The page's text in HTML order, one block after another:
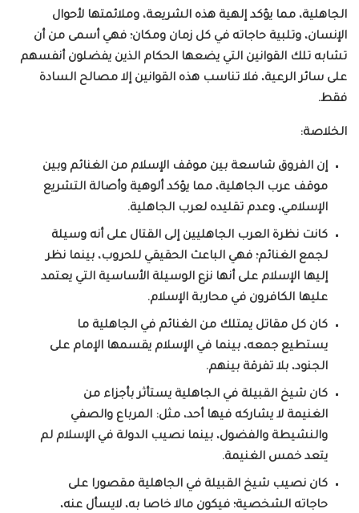
الجاهلية، مما يؤكد إلهية هذه الشريعة، وملائمتها لأحوال
الإنسان، وتلبية حاجاته في كل زمان ومكان؛ فهي أسمى من أن
تشابه تلك القوانين التي يضعها الحكام الذين يفضلون أنفسهم
على سائر الرعية، فلا تناسب هذه القوانين إلا مصالح السادة
فقط.
الخلاصة:
إن الفروق شاسعة بين موقف الإسلام من الغنائم وبين
موقف عرب الجاهلية، مما يؤكد ألوهية وأصالة التشريع
الإسلامي، وعدم تقليده لعرب الجاهلية.
كانت نظرة العرب الجاهليين إلى القتال على أنه وسيلة
لجمع الغنائم؛ فهي الباعث الحقيقي للحروب، بينما نظر
إليها الإسلام على أنها نزع الوسيلة الأساسية التي يعتمد
عليها الكافرون في محاربة الإسلام.
كان كل مقاتل يمتلك من الغنائم في الجاهلية ما
يستطيع جمعه، بينما في الإسلام يقسمها الإمام على
الجنود، بلا تفرقة بينهم.
كان شيخ القبيلة في الجاهلية يستأثر بأجزاء من
الغنيمة لا يشاركه فيها أحد، مثل: المرباع والصفي
والنشيطة والفضول، بينما نصيب الدولة في الإسلام لم
يتعد خمس الغنيمة.
كان نصيب شيخ القبيلة في الجاهلية مقصورا على
حاجاته الشخصية؛ فيكون مالا خاصا به، لايسأل عنه،